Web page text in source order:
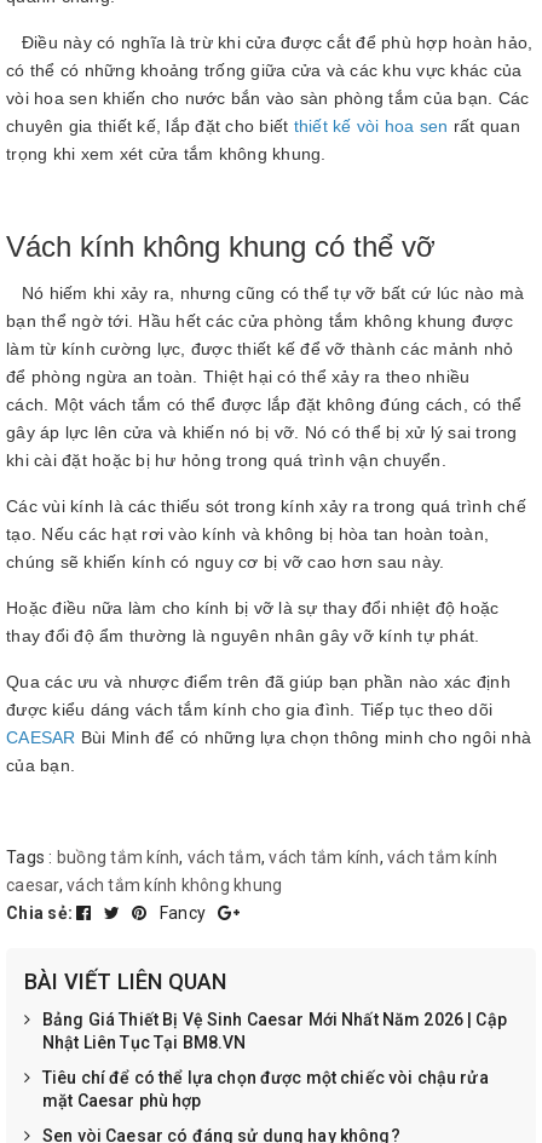
Điều này có nghĩa là trừ khi cửa được cắt để phù hợp hoàn hảo,
có thể có những khoảng trống giữa cửa và các khu vực khác của
vòi hoa sen khiến cho nước bắn vào sàn phòng tắm của bạn. Các
chuyên gia thiết kế, lắp đặt cho biết thiết kế vòi hoa sen rất quan
trọng khi xem xét cửa tắm không khung.
Vách kính không khung có thể vỡ
Nó hiếm khi xảy ra, nhưng cũng có thể tự vỡ bất cứ lúc nào mà
bạn thể ngờ tới. Hầu hết các cửa phòng tắm không khung được
làm từ kính cường lực, được thiết kế để vỡ thành các mảnh nhỏ
để phòng ngừa an toàn. Thiệt hại có thể xảy ra theo nhiều
cách. Một vách tắm có thể được lắp đặt không đúng cách, có thể
gây áp lực lên cửa và khiến nó bị vỡ. Nó có thể bị xử lý sai trong
khi cài đặt hoặc bị hư hỏng trong quá trình vận chuyển.
Các vùi kính là các thiếu sót trong kính xảy ra trong quá trình chế
tạo. Nếu các hạt rơi vào kính và không bị hòa tan hoàn toàn,
chúng sẽ khiến kính có nguy cơ bị vỡ cao hơn sau này.
Hoặc điều nữa làm cho kính bị vỡ là sự thay đổi nhiệt độ hoặc
thay đổi độ ẩm thường là nguyên nhân gây vỡ kính tự phát.
Qua các ưu và nhược điểm trên đã giúp bạn phần nào xác định
được kiểu dáng vách tắm kính cho gia đình. Tiếp tục theo dõi
CAESAR Bùi Minh để có những lựa chọn thông minh cho ngôi nhà
của bạn.
Tags : buồng tắm kính, vách tắm,vách tắm kính, vách tắm kính
caesar, vách tắm kính không khung
Chia sẻ:
Fancy
BÀI VIẾT LIÊN QUAN
Bảng Giá Thiết Bị Vệ Sinh Caesar Mới Nhất Năm 2026 | Cập
Nhật Liên Tục Tại BM8.VN
Tiêu chí để có thể lựa chọn được một chiếc vòi chậu rửa
mặt Caesar phù hợp
Sen vòi Caesar có đáng sử dụng hay không?